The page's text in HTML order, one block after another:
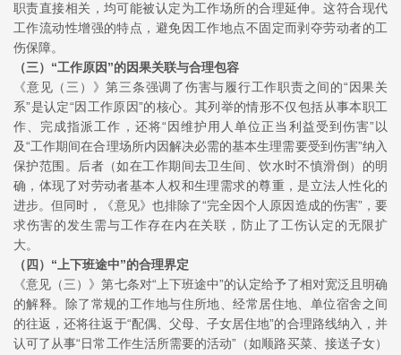
职责直接相关，均可能被认定为工作场所的合理延伸。这符合现代
工作流动性增强的特点，避免因工作地点不固定而剥夺劳动者的工
伤保障。
（三） “工作原因”的因果关联与合理包容
《意见（三）》第三条强调了伤害与履行工作职责之间的“因果关
系”是认定“因工作原因”的核心。其列举的情形不仅包括从事本职工
作、完成指派工作，还将“因维护用人单位正当利益受到伤害”以
及“工作期间在合理场所内因解决必需的基本生理需要受到伤害”纳入
保护范围。后者（如在工作期间去卫生间、饮水时不慎滑倒）的明
确，体现了对劳动者基本人权和生理需求的尊重，是立法人性化的
进步。但同时，《意见》也排除了“完全因个人原因造成的伤害”，要
求伤害的发生需与工作存在内在关联，防止了工伤认定的无限扩
大。
（四） “上下班途中”的合理界定
《意见（三）》第七条对“上下班途中”的认定给予了相对宽泛且明确
的解释。除了常规的工作地与住所地、经常居住地、单位宿舍之间
的往返，还将往返于“配偶、父母、子女居住地”的合理路线纳入，并
认可了从事“日常工作生活所需要的活动”（如顺路买菜、接送子女）